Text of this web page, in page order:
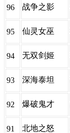
96 战争之影
95 仙灵女巫
94 无双剑姬
93 深海泰坦
92 爆破鬼才
91 北地之怒